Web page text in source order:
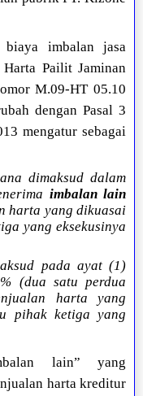
imbalan jasa
Pailit Jaminan
M.09-HT 05.10
dengan Pasal 3
mengatur sebagai
dimaksud dalam
imbalan lain
harta yang dikuasai
yang eksekusinya
pada ayat (1)
(dua satu perdua
harta yang
pihak ketiga yang
lain” yang
harta kreditur